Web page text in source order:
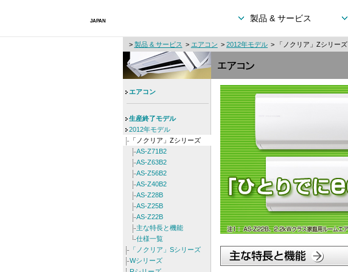
製品 & サービス
> 製品 & サービス > エアコン >2012年モデル > 「ノクリア」Zシリーズ
エアコン
生産終了モデル
2012年モデル
「ノクリア」Zシリーズ
AS-Z71B2
AS-Z63B2
AS-Z56B2
AS-Z40B2
AS-Z28B
AS-Z25B
AS-Z22B
主な特長と機能
仕様一覧
「ノクリア」Sシリーズ
Wシリーズ